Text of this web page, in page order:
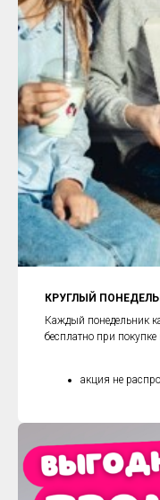
КРУГЛЫЙ
Каждый понедельник
бесплатно при
акция не